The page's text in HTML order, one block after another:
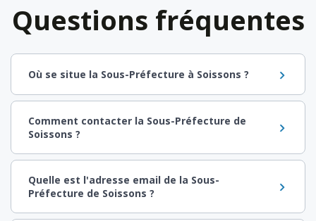
Questions fréquentes
Où se situe la Sous-Préfecture à Soissons ?
Comment contacter la Sous-Préfecture de
Soissons ?
Quelle est l'adresse email de la Sous-
Préfecture de Soissons ?